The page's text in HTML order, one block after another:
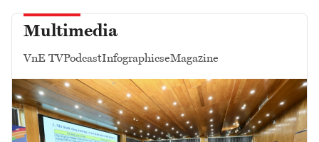
Multimedia
VnE TVPodcastInfographicseMagazine